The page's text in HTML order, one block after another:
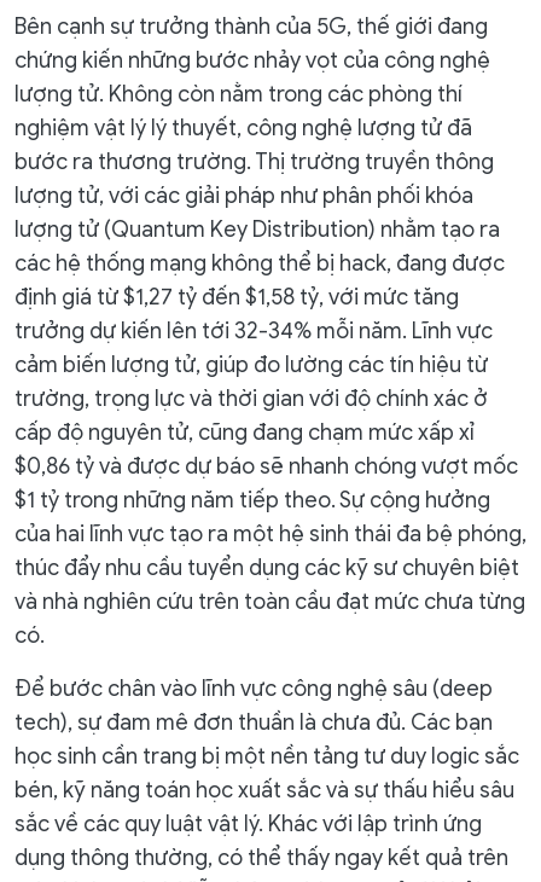
Bên cạnh sự trưởng thành của 5G, thế giới đang
chứng kiến những bước nhảy vọt của công nghệ
lượng tử. Không còn nằm trong các phòng thí
nghiệm vật lý lý thuyết, công nghệ lượng tử đã
bước ra thương trường. Thị trường truyền thông
lượng tử, với các giải pháp như phân phối khóa
lượng tử (Quantum Key Distribution) nhằm tạo ra
các hệ thống mạng không thể bị hack, đang được
định giá từ $1,27 tỷ đến $1,58 tỷ, với mức tăng
trưởng dự kiến lên tới 32-34% mỗi năm. Lĩnh vực
cảm biến lượng tử, giúp đo lường các tín hiệu từ
trường, trọng lực và thời gian với độ chính xác ở
cấp độ nguyên tử, cũng đang chạm mức xấp xỉ
$0,86 tỷ và được dự báo sẽ nhanh chóng vượt mốc
$1 tỷ trong những năm tiếp theo. Sự cộng hưởng
của hai lĩnh vực tạo ra một hệ sinh thái đa bệ phóng,
thúc đẩy nhu cầu tuyển dụng các kỹ sư chuyên biệt
và nhà nghiên cứu trên toàn cầu đạt mức chưa từng
có.
Để bước chân vào lĩnh vực công nghệ sâu (deep
tech), sự đam mê đơn thuần là chưa đủ. Các bạn
học sinh cần trang bị một nền tảng tư duy logic sắc
bén, kỹ năng toán học xuất sắc và sự thấu hiểu sâu
sắc về các quy luật vật lý. Khác với lập trình ứng
dụng thông thường, có thể thấy ngay kết quả trên